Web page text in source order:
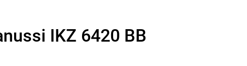
IKZ 6420 BB